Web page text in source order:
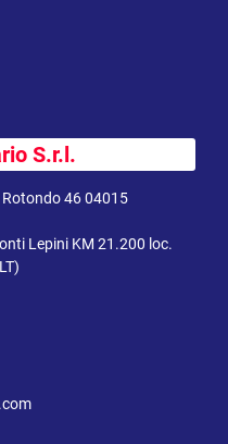
S.r.l.
Rotondo 46 04015
Lepini KM 21.200 loc.